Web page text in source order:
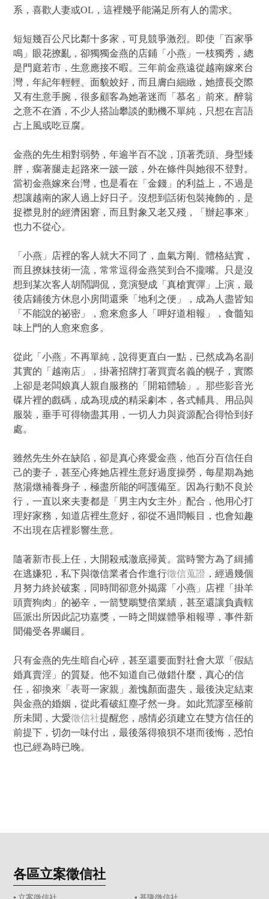
系，喜歡人妻或OL，這裡幾乎能滿足所有人的需求。
短短幾百公尺比鄰十多家，可見競爭激烈。即使「百家爭
鳴」眼花撩亂，卻獨獨金燕的店鋪「小燕」一枝獨秀，總
是門庭若市，生意應接不暇。三年前金燕遠從越南嫁來台
灣，年紀年輕輕、面貌姣好，而且膚白細緻，她擅長交際
又有生意手腕，很多顧客為她著迷而「慕名」前來。醉翁
之意不在酒，不少人搭訕攀談的動機不單純，只想在言語
占上風或吃豆腐。
金燕的先生相對弱勢，年逾半百不說，頂著禿頭、身型矮
胖，瘸著腿走起路來一跛一跛，外在條件與她很不登對。
當初金燕嫁來台灣，也是看在「金錢」的利益上，不過是
想讓越南的家人過上好日子。沒想到話術包裝掩飾的，是
捉襟見肘的經濟困窘，而且對象又老又殘，「辦起事來」
也力不從心。
「小燕」店裡的客人就大不同了，血氣方剛、體格結實，
而且撩妹技術一流，常常逗得金燕笑到合不攏嘴。只是沒
想到某次客人胡鬧調侃，竟演變成「真槍實彈」上演，最
後店鋪後方休息小房間還乘「地利之便」，成為人盡皆知
「不能說的祕密」，愈來愈多人「呷好道相報」，食髓知
味上門的人愈來愈多。
從此「小燕」不再單純，說得更直白一點，已然成為名副
其實的「越南店」，掛著招牌打著買賣名義的幌子，實際
上卻是老闆娘真人親自服務的「開箱體驗」。那些影音光
碟片裡的戲碼，成為現成的精采劇本，各式輔具、用品與
服裝，垂手可得物盡其用，一切人力與資源配合得恰到好
處。
雖然先生外在缺陷，卻是真心疼愛金燕，他百分百信任自
己的妻子，甚至心疼她店裡生意好過度操勞，每星期為她
熬湯燉補養身子，極盡所能的呵護備至。因為行動不良於
行，一直以來夫妻都是「男主內女主外」配合，他用心打
理好家務，知道店裡生意好，卻從不過問帳目，也會知趣
不出現在店裡影響生意。
隨著新市長上任，大開殺戒澈底掃黃。當時警方為了緝捕
在逃嫌犯，私下與徵信業者合作進行徵信蒐證 ，經過幾個
月努力終於破案，同時間卻意外揭露「小燕」店裡「掛羊
頭賣狗肉」的祕辛，一箭雙鵰雙倍業績，甚至還讓負責轄
區派出所因此記功嘉獎，一時之間媒體爭相報導，事件新
聞備受各界矚目。
只有金燕的先生暗自心碎，甚至還要面對社會大眾「假結
婚真賣淫」的質疑。他不知道自己做錯什麼，真心的信
任，卻換來「表哥一家親」羞愧顏面盡失，最後決定結束
與金燕的婚姻，從此看破紅塵孑然一身。如此荒謬至極前
所未聞，大愛徵信社提醒您，感情必須建立在雙方信任的
前提下，切勿一味付出，最後落得狼狽不堪而後悔，恐怕
也已經為時已晚。
各區立案徵信社